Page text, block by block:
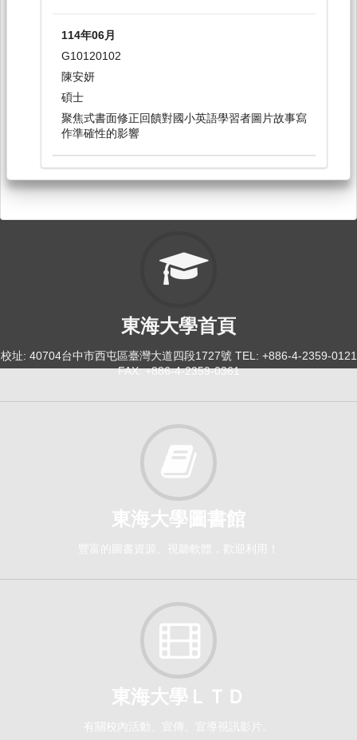
114-1
散文選讀[0142]
日間學士班-外文系1,2
選修
114-2
文討: AI 輔助英文寫作[0155]
日間學士班-外文系3,4
114-2
人文教育前瞻議題研究[5190]
英語口語訓練（二）[0110]
日間學士班-外文系2
114年06月
G10120102
陳安妍
碩士
聚焦式書面修正回饋對國小英語學習者圖片故事寫
作準確性的影響
東海大學首頁
校址: 40704台中市西屯區臺灣大道四段1727號 TEL: +886-4-2359-0121
FAX: +886-4-2359-0361
東海大學圖書館
豐富的圖書資源、視聽軟體，歡迎利用！
東海大學ＬＴＤ
有關校內活動、宣傳、宣導視訊影片。